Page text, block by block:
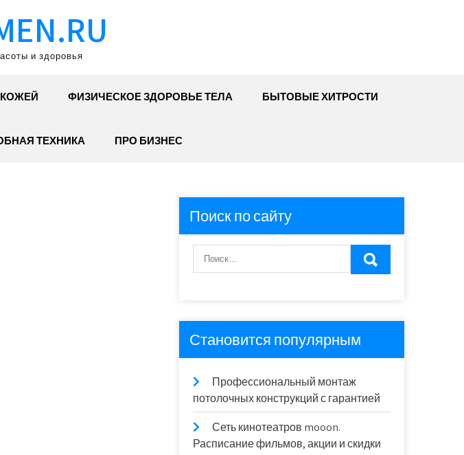
и здоровья
ФИЗИЧЕСКОЕ ЗДОРОВЬЕ ТЕЛА БЫТОВЫЕ ХИТРОСТИ
ТЕХНИКА ПРО БИЗНЕС
Поиск по сайту
Становится популярным
Профессиональный монтаж
потолочных конструкций с гарантией
Сеть кинотеатров mooon.
Расписание фильмов, акции и скидки